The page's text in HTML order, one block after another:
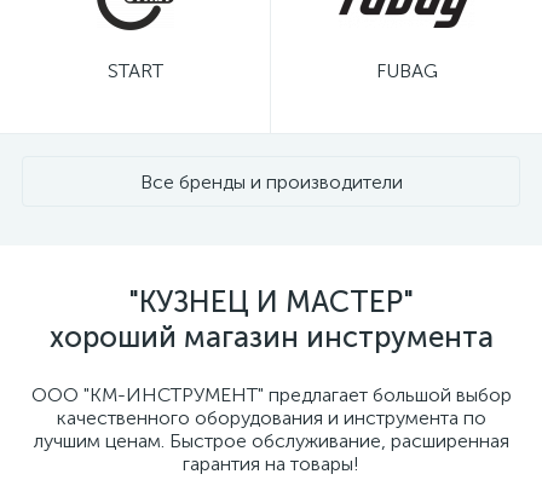
START FUBAG
Все бренды и производители
"КУЗНЕЦ И МАСТЕР"
хороший магазин инструмента
ООО "КМ-ИНСТРУМЕНТ" предлагает большой выбор
качественного оборудования и инструмента по
лучшим ценам. Быстрое обслуживание, расширенная
гарантия на товары!